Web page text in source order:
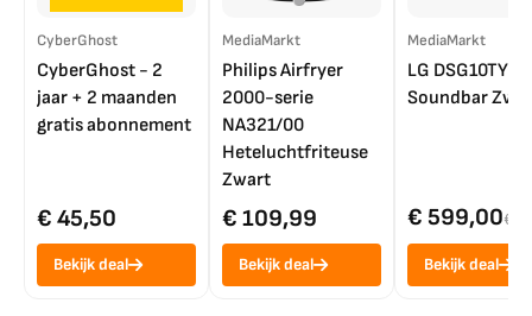
CyberGhost
CyberGhost - 2
jaar + 2 maanden
gratis abonnement
€ 45,50
Bekijk deal
MediaMarkt
Philips Airfryer
2000-serie
NA321/00
Heteluchtfriteuse
Zwart
€ 109,99
Bekijk deal
MediaMarkt
LG DSG10TY
Soundbar
€ 599,00€
Bekijk deal